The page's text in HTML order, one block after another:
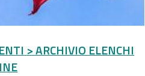
> ARCHIVIO ELENCHI